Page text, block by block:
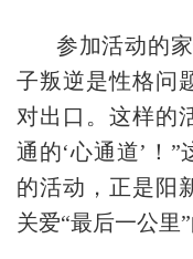
参加活动的
子叛逆是性格问
对出口。这样的
通的‘心通道’！
的活动，正是阳
关爱“最后一公里